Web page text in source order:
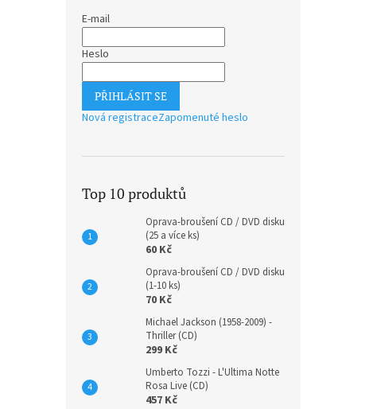
E-mail
Heslo
PŘIHLÁSIT SE
Nová registraceZapomenuté heslo
Top 10 produktů
Oprava-broušení CD / DVD disku
(25 a více ks)
60 Kč
Oprava-broušení CD / DVD disku
(1-10 ks)
70 Kč
Michael Jackson (1958-2009) -
Thriller (CD)
299 Kč
Umberto Tozzi - L'Ultima Notte
Rosa Live (CD)
457 Kč